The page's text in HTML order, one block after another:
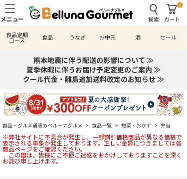
検索
0
カート
食品定期
コース 食品 うなぎ お中元 酒 セール
熊本地震に伴う配送の影響について ≫
夏季休暇に伴うお届け予定変更のご案内 ≫
クール代金・離島追加送料改定のお知らせ ≫
食品・グルメ通販のベルーナグルメ > 食品一覧 > 惣菜・おかず > 弁当
※弊社サイトに不具合が発生し、一部割引価格商品が異なる価格で
表示される事象が発生しております。正しい金額につきましては各
商品ページをご確認ください。
この度は、皆様にご不便ご迷惑をおかけしておりますことを深く
お詫び申し上げます。